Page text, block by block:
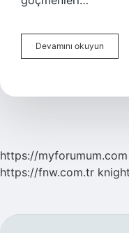
Devamını okuyun
Drama
Mü
https://myforumum.com
https://fnw.com.tr